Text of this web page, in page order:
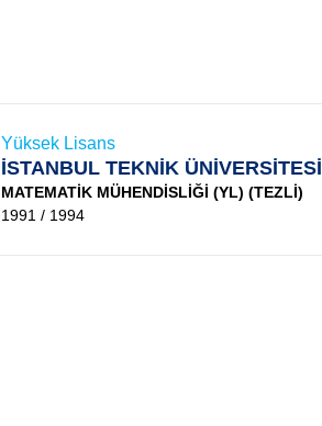
Yüksek Lisans
İSTANBUL TEKNİK ÜNİVERSİTESİ
MATEMATİK MÜHENDİSLİĞİ (YL) (TEZLİ)
1991 / 1994